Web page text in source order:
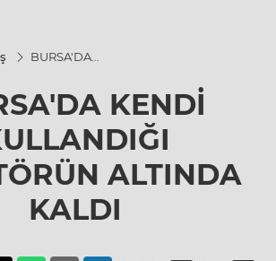
BURSA'DA
TRAKTÖRÜN
ALTINDA
KALDI
KENDİ
ALTINDA
KALDI